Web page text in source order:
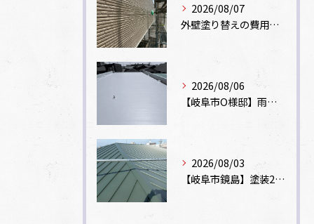
2026/08/07
外壁塗り替えの費用相場は？坪数別の価格目安と安く抑えるコツ【一級塗装士解説】
2026/08/06
【岐阜市O様邸】雨漏りを解消！塩ビシート機械固定工法による屋根防水工事
2026/08/03
【岐阜市鏡島】塗装2回のカラーベスト屋根をカバー工法でガルバリウム鋼板に改修！